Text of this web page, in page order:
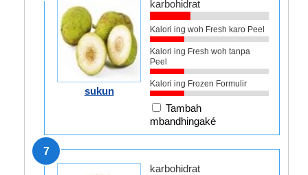
sukun
karbohidrat
Kalori ing woh Fresh karo Peel
Kalori ing Fresh woh tanpa
Peel
Kalori ing Frozen Formulir
Tambah
mbandhingaké
7
karbohidrat